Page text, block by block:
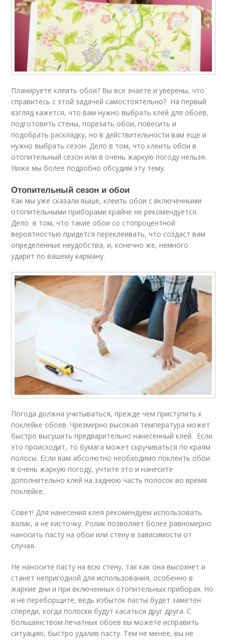
Планируете клеить обои? Вы все знаете и уверены, что
справитесь с этой задачей самостоятельно? На первый
взгляд кажется, что вам нужно выбрать клей для обоев,
подготовить стены, порезать обои, повесить и
подобрать раскладку, но в действительности вам еще и
нужно выбрать сезон. Дело в том, что клеить обои в
отопительный сезон или в очень жаркую погоду нельзя.
Ниже мы более подробно обсудим эту тему.
Отопительный сезон и обои
Как мы уже сказали выше, клеить обои с включенными
отопительными приборами крайне не рекомендуется.
Дело в том, что такие обои со стопроцентной
вероятностью придется переклеивать, что создаст вам
определенные неудобства, и, конечно же, немного
ударит по вашему карману.
Погода должна учитываться, прежде чем приступить к
поклейке обоев. Чрезмерно высокая температура может
быстро высушить предварительно нанесенный клей. Если
это происходит, то бумага может скручиваться по краям
полосы. Если вам абсолютно необходимо поклеить обои
в очень жаркую погоду, учтите это и нанесите
дополнительно клей на заднюю часть полосок во время
поклейке.
Совет! Для нанесения клея рекомендуем использовать
валик, а не кисточку. Ролик позволяет более равномерно
наносить пасту на обои или стену в зависимости от
случая.
Не наносите пасту на всю стену, так как она высохнет и
станет непригодной для использования, особенно в
жаркие дни и при включенных отопительных приборах. Но
и не переборщите, ведь избыток пасты будет заметен
спереди, когда полоски будут касаться друг друга. С
большинством печатных обоев вы можете исправить
ситуацию, быстро удалив пасту. Тем не менее, вы не